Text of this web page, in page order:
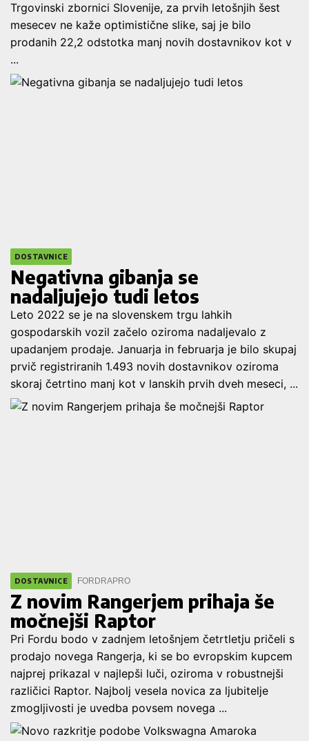
Trgovinski zbornici Slovenije, za prvih letošnjih šest
mesecev ne kaže optimistične slike, saj je bilo
prodanih 22,2 odstotka manj novih dostavnikov kot v
...
DOSTAVNICE
Negativna gibanja se
nadaljujejo tudi letos
Leto 2022 se je na slovenskem trgu lahkih
gospodarskih vozil začelo oziroma nadaljevalo z
upadanjem prodaje. Januarja in februarja je bilo skupaj
prvič registriranih 1.493 novih dostavnikov oziroma
skoraj četrtino manj kot v lanskih prvih dveh meseci, ...
DOSTAVNICE FORD RAPRO
Z novim Rangerjem prihaja še
močnejši Raptor
Pri Fordu bodo v zadnjem letošnjem četrtletju pričeli s
prodajo novega Rangerja, ki se bo evropskim kupcem
najprej prikazal v najlepši luči, oziroma v robustnejši
različici Raptor. Najbolj vesela novica za ljubitelje
zmogljivosti je uvedba povsem novega ...